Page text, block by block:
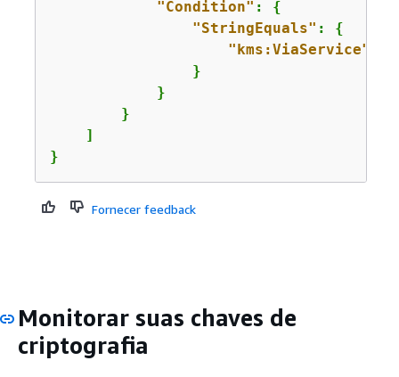
"Condition" : {
"StringEquals" : {
"kms:ViaService"
                }
            }
        }
    ]
}
Fornecer feedback
Monitorar suas chaves de
criptografia